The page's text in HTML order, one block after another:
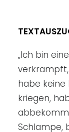
„Ich bin
habe keine
kriegen,
Schlampe,